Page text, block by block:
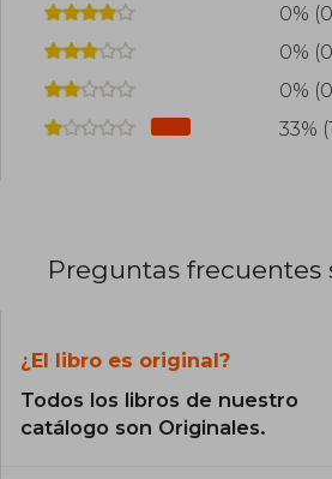
0%
0%
0%
33%
Preguntas frecuentes
¿El libro es original?
Todos los libros de nuestro
catálogo son Originales.